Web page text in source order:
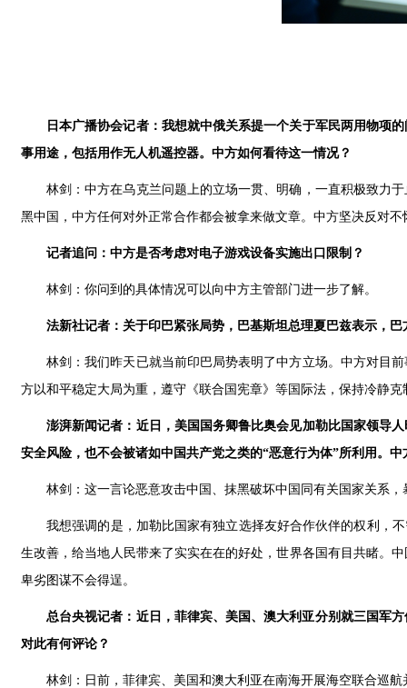
日本广播协会记者：我想就中俄关系提一个关于军民两用物项
事用途，包括用作无人机遥控器。中方如何看待这一情况？
林剑：中方在乌克兰问题上的立场一贯、明确，一直积极致力
黑中国，中方任何对外正常合作都会被拿来做文章。中方坚决反对
记者追问：中方是否考虑对电子游戏设备实施出口限制？
林剑：你问到的具体情况可以向中方主管部门进一步了解。
法新社记者：关于印巴紧张局势，巴基斯坦总理夏巴兹表示，
林剑：我们昨天已就当前印巴局势表明了中方立场。中方对目
方以和平稳定大局为重，遵守《联合国宪章》等国际法，保持冷静
澎湃新闻记者：近日，美国国务卿鲁比奥会见加勒比国家领导
安全风险，也不会被诸如中国共产党之类的“恶意行为体”所利用。
林剑：这一言论恶意攻击中国、抹黑破坏中国同有关国家关系
我想强调的是，加勒比国家有独立选择友好合作伙伴的权利，
生改善，给当地人民带来了实实在在的好处，世界各国有目共睹。
卑劣图谋不会得逞。
总台央视记者：近日，菲律宾、美国、澳大利亚分别就三国军
对此有何评论？
林剑：日前，菲律宾、美国和澳大利亚在南海开展海空联合巡